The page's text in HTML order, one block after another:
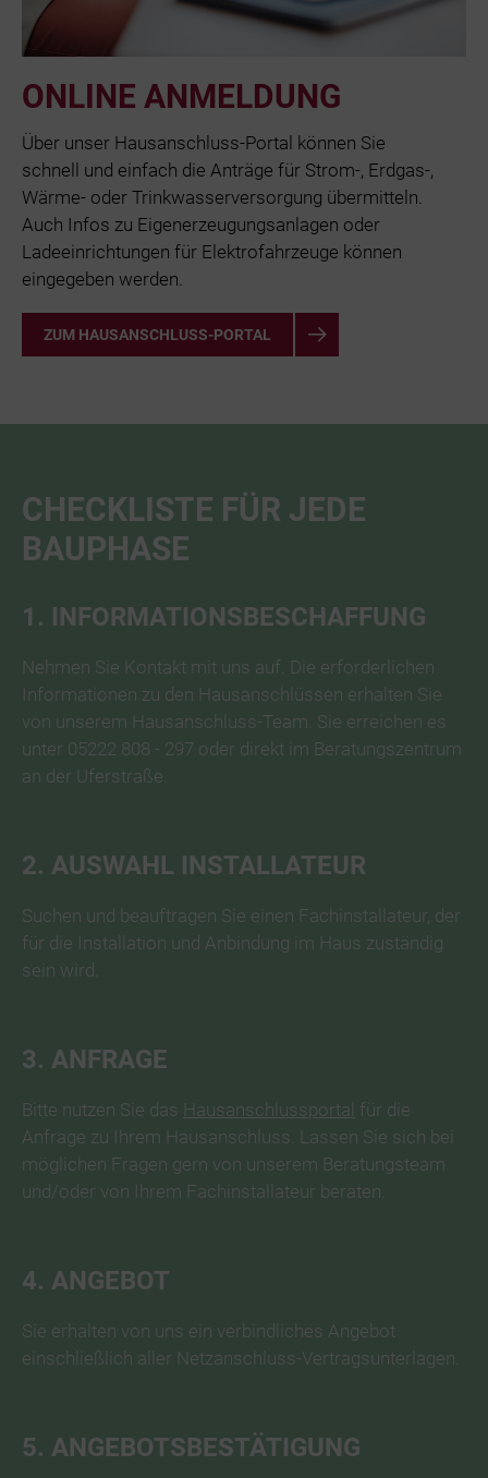
ONLINE ANMELDUNG
Über unser Hausanschluss-Portal können Sie
schnell und einfach die Anträge für Strom-, Erdgas-,
Wärme- oder Trinkwasserversorgung übermitteln.
Auch Infos zu Eigenerzeugungsanlagen oder
Ladeeinrichtungen für Elektrofahrzeuge können
eingegeben werden.
ZUM HAUSANSCHLUSS-PORTAL
CHECKLISTE FÜR JEDE
BAUPHASE
1. INFORMATIONSBESCHAFFUNG
Nehmen Sie Kontakt mit uns auf. Die erforderlichen
Informationen zu den Hausanschlüssen erhalten Sie
von unserem Hausanschluss-Team. Sie erreichen es
unter 05222 808 - 297 oder direkt im Beratungszentrum
an der Uferstraße.
2. AUSWAHL INSTALLATEUR
Suchen und beauftragen Sie einen Fachinstallateur, der
für die Installation und Anbindung im Haus zuständig
sein wird.
3. ANFRAGE
Bitte nutzen Sie das Hausanschlussportal für die
Anfrage zu Ihrem Hausanschluss. Lassen Sie sich bei
möglichen Fragen gern von unserem Beratungsteam
und/oder von Ihrem Fachinstallateur beraten.
4. ANGEBOT
Sie erhalten von uns ein verbindliches Angebot
einschließlich aller Netzanschluss-Vertragsunterlagen.
5. ANGEBOTSBESTÄTIGUNG